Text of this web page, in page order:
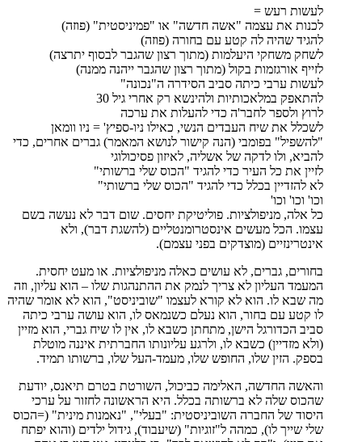
לעשות רעש =
לכנות את עצמה "אשה חדשה" או "פמיניסטית" (פוזה)
להגיד שהיה לה קטע עם בחורה (פוזה)
לשחק משחקי היעלמות (מתוך רצון שהגבר לבסוף יתרצה)
לזייף אורגזמות בקול (מתוך רצון שהגבר ייהנה ממנה)
לעשות ערבי כיתה סביב הסידרה ה"נכונה"
להתאפק במלאכותיות ולהינשא רק אחרי גיל 30
לרוץ ולספר לחבר'ה כדי להעלות את ערכה
לשכלל את שיח העבדים הנשי, כאילו ניו-ספיץ' = ניו וומאן
"להשפיל" בפומבי (הנה קישור לנושא המאמר) גברים אחרים, כדי
להביא, ולו לדקה של אשליה, לאיזון פסיכולוגי
לזיין את כל העיר כדי להגיד "הכוס שלי ברשותי"
לא להזדיין בכלל כדי להגיד "הכוס שלי ברשותי"
וכו' וכו' וכו'
כל אלה, מניפולציות. פוליטיקת יחסים. שום דבר לא נעשה בשם
עצמו. הכל מעשים אינסטרומנטליים (להשגת דבר), ולא
אינטרינזיים (מוצדקים בפני עצמם).
בחורים, גברים, לא עושים כאלה מניפולציות. או מעט יחסית.
המעמד העליון לא צריך לנמק את ההתנהגות שלו – הוא עליון, וזה
מה שבא לו. הוא לא קורא לעצמו "שוביניסט", הוא לא אומר שהיה
לו קטע עם בחור, הוא נעלם כשנמאס לו, הוא עושה ערבי כיתה
סביב הכדורגל הישן, מתחתן כשבא לו, אין לו שיח גברי, הוא מזיין
(ולא מזדיין) כשבא לו, ולרגע עליונותו החברתית איננה מוטלת
בספק. הזין שלו, החופש שלו, מעמד-העל שלו, ברשותו תמיד.
והאשה החדשה, האלימה כביכול, השורטת בטרם תיאנס, יודעת
שהכוס שלה לא ברשותה בכלל. היא הראשונה לחזור על ערכי
היסוד של החברה השוביניסטית: "בעלי", "נאמנות מינית" (=הכוס
שלי שייך לו), כמהה ל"זוגיות" (שיעבוד), גידול ילדים (והוא יפתח